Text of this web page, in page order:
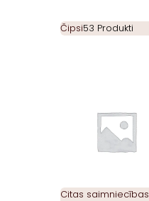
Čipsi53 Produkti
Citas saimniecības